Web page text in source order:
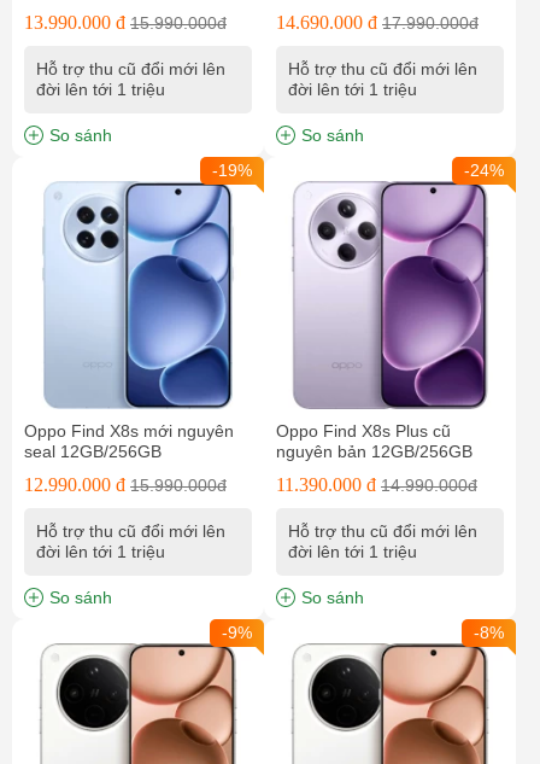
13.990.000 đ 15.990.000đ
Hỗ trợ thu cũ đổi mới lên
đời lên tới 1 triệu
So sánh
14.690.000 đ 17.990.000đ
Hỗ trợ thu cũ đổi mới lên
đời lên tới 1 triệu
So sánh
-19%
Oppo Find X8s mới nguyên
seal 12GB/256GB
12.990.000 đ 15.990.000đ
Hỗ trợ thu cũ đổi mới lên
đời lên tới 1 triệu
So sánh
-24%
Oppo Find X8s Plus cũ
nguyên bản 12GB/256GB
11.390.000 đ 14.990.000đ
Hỗ trợ thu cũ đổi mới lên
đời lên tới 1 triệu
So sánh
-9%
-8%